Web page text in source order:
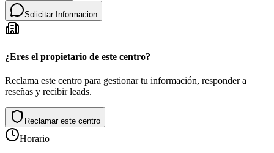
Solicitar Informacion
¿Eres el propietario de este centro?
Reclama este centro para gestionar tu información, responder a
reseñas y recibir leads.
Reclamar este centro
Horario